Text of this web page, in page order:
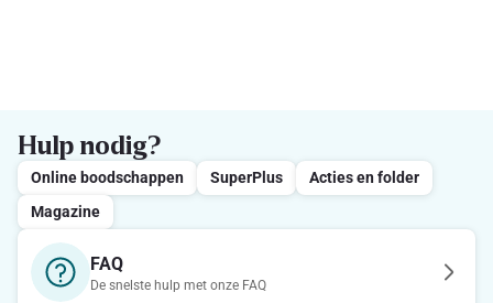
Hulp nodig?
Online boodschappen SuperPlus
Acties en folder
Magazine
FAQ
De snelste hulp met onze FAQ